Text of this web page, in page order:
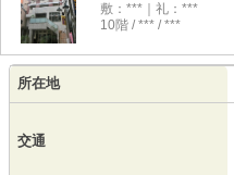
敷：***｜礼：***
10階 / *** / ***
所在地
交通